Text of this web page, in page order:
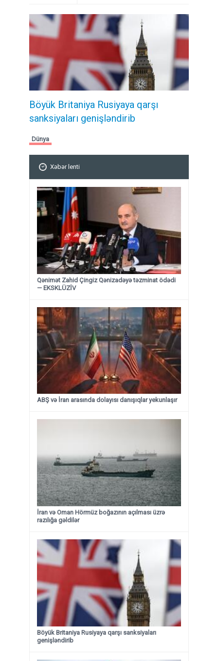
Böyük Britaniya Rusiyaya qarşı
sanksiyaları genişləndirib
Dünya
Xəbər lenti
Qənimət Zahid Çingiz Qənizadəyə təzminat ödədi
— EKSKLÜZİV
ABŞ və İran arasında dolayısı danışıqlar yekunlaşır
İran və Oman Hörmüz boğazının açılması üzrə
razılığa gəldilər
Böyük Britaniya Rusiyaya qarşı sanksiyaları
genişləndirib